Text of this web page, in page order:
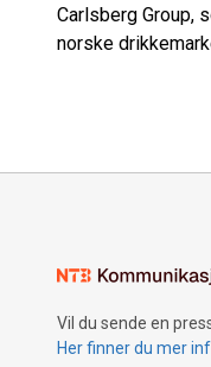
Carlsberg Group,
norske
Vil du sende en
Her finner du mer